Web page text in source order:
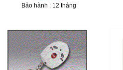
Bảo hành : 12 tháng